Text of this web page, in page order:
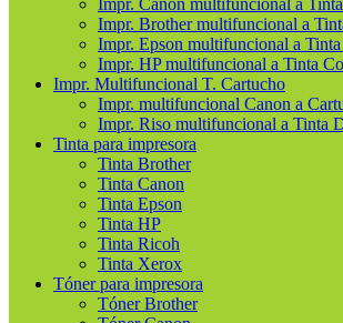
Impr. Canon multifuncional a
Impr. Brother multifuncional a
Impr. Epson multifuncional a
Impr. HP multifuncional a Tinta
Impr. Multifuncional T. Cartucho
Impr. multifuncional Canon a
Impr. Riso multifuncional a Tinta
Tinta para impresora
Tinta Brother
Tinta Canon
Tinta Epson
Tinta HP
Tinta Ricoh
Tinta Xerox
Tóner para impresora
Tóner Brother